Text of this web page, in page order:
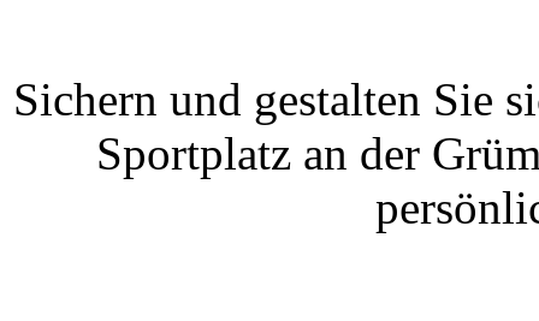
Sichern und gestalten Sie
Sportplatz an der